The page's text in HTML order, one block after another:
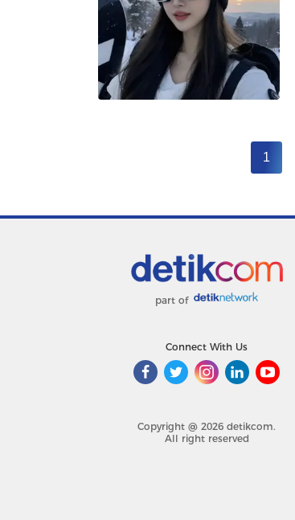
1
part of
Connect With Us
Copyright @ 2026 detikcom.
All right reserved